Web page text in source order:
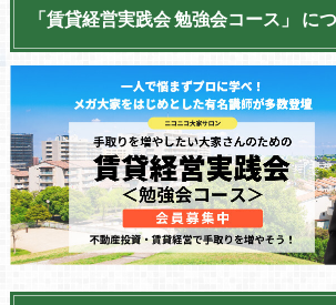
「賃貸経営実践会 勉強会コース」 に